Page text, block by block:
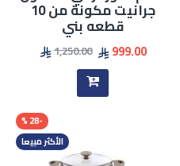
جرانيت مكونة من 10
قطعه بني
999.00
1,250.00
الأكثر مبيعا
-28 %